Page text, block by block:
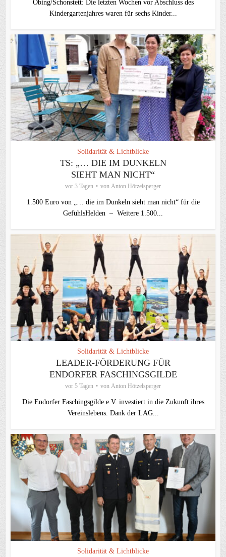
Obing/Schonstett: Die letzten Wochen vor Abschluss des
Kindergartenjahres waren für sechs Kinder...
Solidarität & Lichtblicke
TS: „… DIE IM DUNKELN
SIEHT MAN NICHT“
vor 3 Tagen von Anton Hötzelsperger
1.500 Euro von „… die im Dunkeln sieht man nicht“ für die
GefühlsHelden – Weitere 1.500...
Solidarität & Lichtblicke
LEADER-FÖRDERUNG FÜR
ENDORFER FASCHINGSGILDE
vor 5 Tagen von Anton Hötzelsperger
Die Endorfer Faschingsgilde e.V. investiert in die Zukunft ihres
Vereinslebens. Dank der LAG...
Solidarität & Lichtblicke